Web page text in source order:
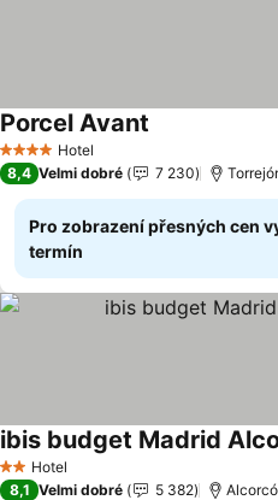
4 Počet hvězdiček
Hotel
Porcel Avant
8,4 Velmi dobré 7 230
Pro zobrazení přesných cen
termín
2 Počet hvězdiček
Hotel
ibis budget Madrid
8,1 Velmi dobré 5 382